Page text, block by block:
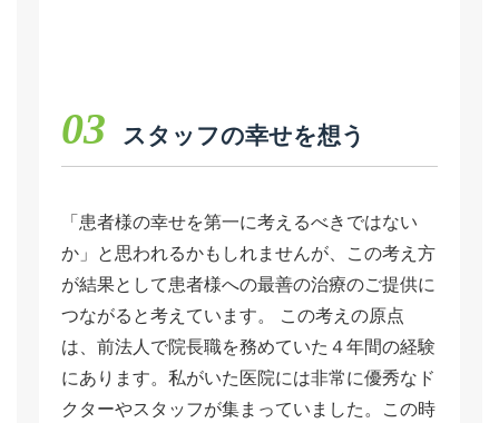
03 スタッフの幸せを想う
「患者様の幸せを第一に考えるべきではない
か」と思われるかもしれませんが、この考え方
が結果として患者様への最善の治療のご提供に
つながると考えています。 この考えの原点
は、前法人で院長職を務めていた４年間の経験
にあります。私がいた医院には非常に優秀なド
クターやスタッフが集まっていました。この時